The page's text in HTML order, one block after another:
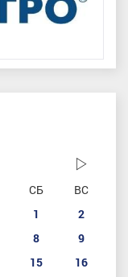
СБ
ВС
1
2
8
9
15
16